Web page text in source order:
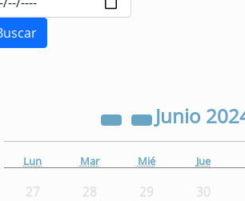
Junio
Lun Mar Mié Jue
27 28 29 30